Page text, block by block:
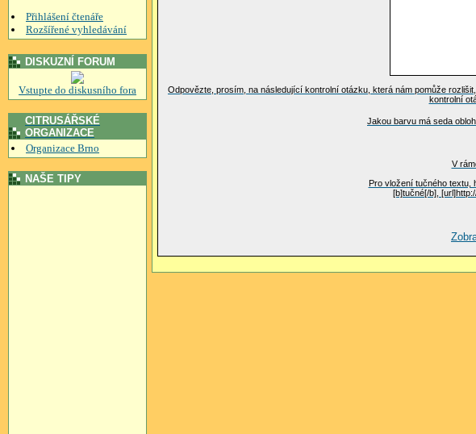
Přihlášení čtenáře
Rozšířené vyhledávání
DISKUZNÍ FORUM
Vstupte do diskusního fora
CITRUSÁŘSKÉ
ORGANIZACE
Organizace Brno
NAŠE TIPY
Odpovězte, prosím, na následující kontrolní otázku, která nám pomůže
kontrolní
Jakou barvu má seda
V
Pro vložení tučného textu,
[b]tučné[/b],